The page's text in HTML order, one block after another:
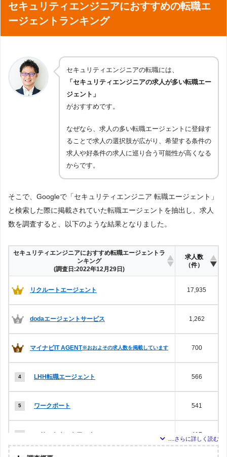
セキュリティエンジニアにおすすめの転職エ
ージェントランキング
セキュリティエンジニアの転職には、
「セキュリティエンジニアの求人が多い転職エー
ジェント」
がおすすめです。
なぜなら、求人の多い転職エージェントに登録す
ることで求人の選択肢が広がり、希望する条件の
求人や好条件の求人に巡り合う可能性が高くなる
からです。
そこで、Googleで「セキュリティエンジニア 転職エージェント」
と検索した際に掲載されていた転職エージェントを抽出し、求人
数を調査すると、以下のような結果となりました。
セキュリティエンジニアにおすすめ転職エージェントラ
ンキング
(調査日:2022年12月29日)
求人数
（件）
リクルートエージェント 17,935
dodaエージェントサービス 1,262
マイナビIT AGENT※おおよその求人数を掲載しています 700
LHH転職エージェント 566
ワークポート 541
エリートネットワーク 417